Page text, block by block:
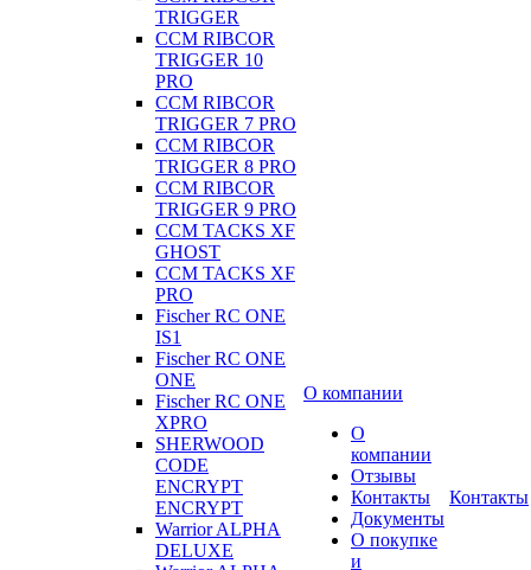
TRIGGER
CCM RIBCOR
TRIGGER 10
PRO
CCM RIBCOR
TRIGGER 7 PRO
CCM RIBCOR
TRIGGER 8 PRO
CCM RIBCOR
TRIGGER 9 PRO
CCM TACKS XF
GHOST
CCM TACKS XF
PRO
Fischer RC ONE
IS1
Fischer RC ONE
ONE
Fischer RC ONE
XPRO
SHERWOOD
CODE
ENCRYPT
ENCRYPT
Warrior ALPHA
DELUXE
О компании
О
компании
Отзывы
Контакты
Документы
О покупке
и
Контакты